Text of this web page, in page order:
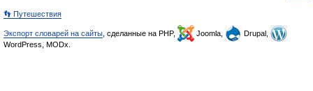
👣 Путешествия
Экспорт словарей на сайты , сделанные на PHP, Joomla,
Drupal,
WordPress, MODx.